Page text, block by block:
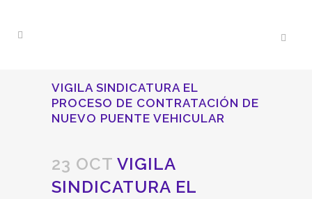
VIGILA SINDICATURA EL
PROCESO DE CONTRATACIÓN DE
NUEVO PUENTE VEHICULAR
23 OCT VIGILA
SINDICATURA EL